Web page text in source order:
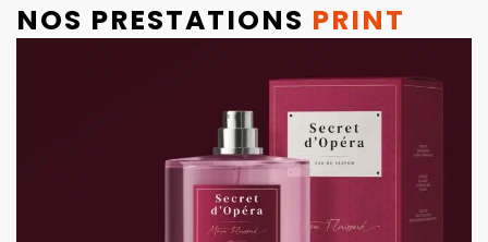
NOS PRESTATIONS PRINT